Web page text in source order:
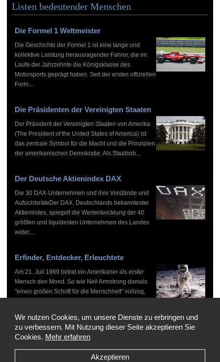
Listen bedeutender Menschen
Die Formel 1 Weltmeister
Die Geschichte der Formel 1 ist eine lange und
kollektive Leistung herausragender Fahrer, die im
Laufe der Jahrzehnte die Königsklasse des
Motorsports geprägt haben. Seit der ersten offiziellen
Form...
Die Präsidenten der Vereinigten Staaten
Der Präsident der Vereinigten Staaten von Amerika
(The President of the United States of America) ist
das zentrale Symbol für die Macht und die Prinzipien
der amerikanischen Demokratie. Als Staatsob...
Der Deutsche Aktienindex DAX
Die 30 DAX-Unternehmen und ihre Vorstände und
AufsichtsräteDer DAX, Deutschlands bekanntester
Aktienindex, spiegelt die Wertentwicklung der 40
größten und liquidesten Unternehmen des Landes
wider....
Erfinder, Entdecker, Erleuchtete
Am 21. Juli 1969 betrat ein Amerikaner als erster
Mensch den Mond. So wie Neil Armstrong damals
"einen großen Schritt für die Menschheit" vollzog,
Copyright © 1999-2026 by WHO'S WHO, Alle Rechte vorbehalten
Wir nutzen Cookies, um unsere Dienste zu erbringen und
zu verbessern. Mit Nutzung dieser Seite akzeptieren Sie
Cookies. Mehr erfahren
Akzeptieren